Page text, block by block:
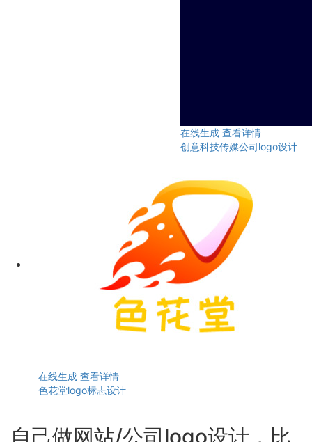
在线生成 查看详情
创意科技传媒公司logo设计
在线生成 查看详情
色花堂logo标志设计
自己做网站/公司logo设计，比